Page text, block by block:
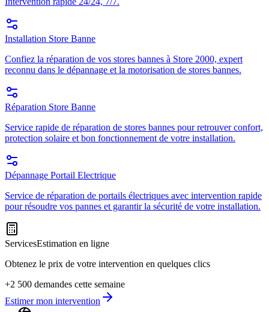
Installation Store Banne
Confiez la réparation de vos stores bannes à Store 2000, expert
reconnu dans le dépannage et la motorisation de stores bannes.
Réparation Store Banne
Service rapide de réparation de stores bannes pour retrouver confort,
protection solaire et bon fonctionnement de votre installation.
Dépannage Portail Electrique
Service de réparation de portails électriques avec intervention rapide
pour résoudre vos pannes et garantir la sécurité de votre installation.
ServicesEstimation en ligne
Obtenez le prix de votre intervention en quelques clics
+2 500 demandes cette semaine
Estimer mon intervention